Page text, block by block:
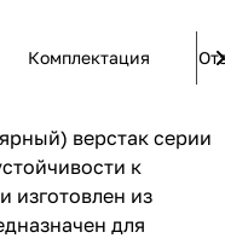
Комплектация
верстак серии
к
изготовлен из
для